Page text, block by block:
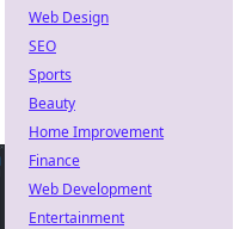
Web Design
SEO
Sports
Beauty
Home Improvement
Finance
Web Development
Entertainment